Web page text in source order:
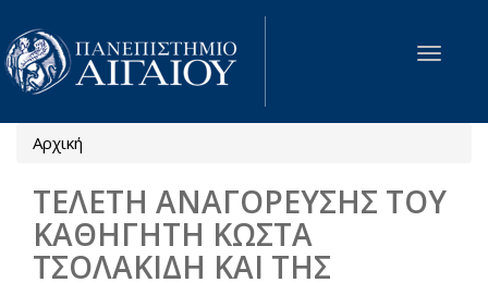
Παράκαμψη προς το κυρίως περιεχόμενο
Toggle
Είστε εδώ
Αρχική
ΤΕΛΕΤΗ ΑΝΑΓΟΡΕΥΣΗΣ ΤΟΥ
ΚΑΘΗΓΗΤΗ ΚΩΣΤΑ
ΤΣΟΛΑΚΙΔΗ ΚΑΙ ΤΗΣ